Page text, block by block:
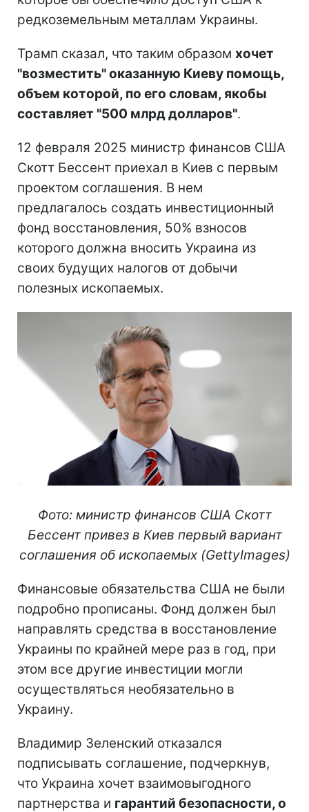
редкоземельным металлам Украины.
Трамп сказал, что таким образом хочет
"возместить" оказанную Киеву помощь,
объем которой, по его словам, якобы
составляет "500 млрд долларов".
12 февраля 2025 министр финансов США
Скотт Бессент приехал в Киев с первым
проектом соглашения. В нем
предлагалось создать инвестиционный
фонд восстановления, 50% взносов
которого должна вносить Украина из
своих будущих налогов от добычи
полезных ископаемых.
Фото: министр финансов США Скотт
Бессент привез в Киев первый вариант
соглашения об ископаемых (GettyImages)
Финансовые обязательства США не были
подробно прописаны. Фонд должен был
направлять средства в восстановление
Украины по крайней мере раз в год, при
этом все другие инвестиции могли
осуществляться необязательно в
Украину.
Владимир Зеленский отказался
подписывать соглашение, подчеркнув,
что Украина хочет взаимовыгодного
партнерства и гарантий безопасности, о